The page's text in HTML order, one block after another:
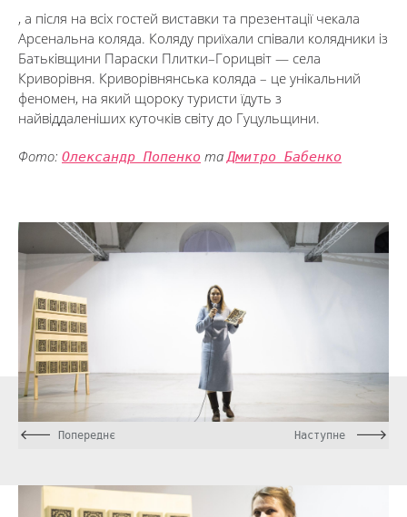
, а після на всіх гостей виставки та презентації чекала
Арсенальна коляда. Коляду приїхали співали колядники із
Батьківщини Параски Плитки–Горицвіт — села
Криворівня. Криворівнянська коляда – це унікальний
феномен, на який щороку туристи їдуть з
найвіддаленіших куточків світу до Гуцульщини.
Фото: Олександр Попенко таДмитро Бабенко
Наступне
Попереднє